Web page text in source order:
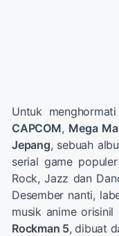
Untuk
CAPCOM, Mega
Jepang, sebuah
serial game
Rock, Jazz dan
Desember nanti,
musik anime
Rockman 5, dibuat